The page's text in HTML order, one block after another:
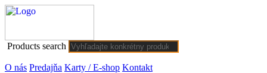
Products search
O nás Predajňa Karty / E-shop Kontakt